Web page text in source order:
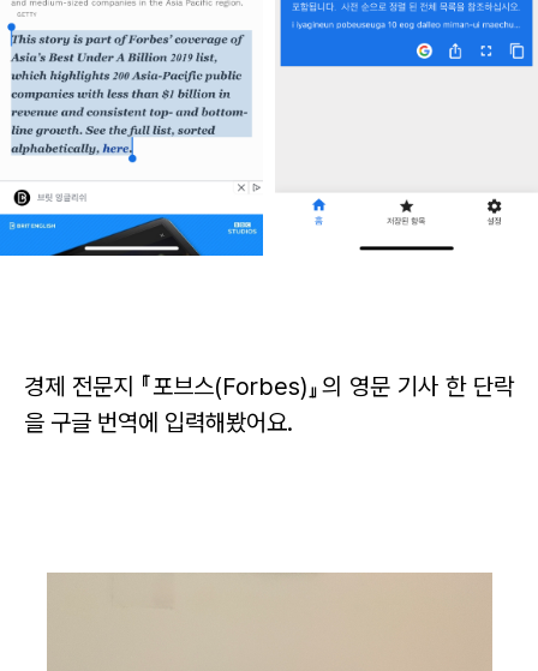
경제 전문지 『포브스(Forbes)』의 영문 기사 한 단락
을 구글 번역에 입력해봤어요.